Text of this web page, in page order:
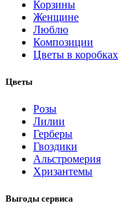
Корзины
Женщине
Люблю
Композиции
Цветы в коробках
Цветы
Розы
Лилии
Герберы
Гвоздики
Альстромерия
Хризантемы
Выгоды сервиса